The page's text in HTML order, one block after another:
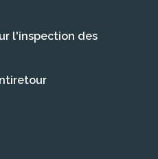
l'inspection des